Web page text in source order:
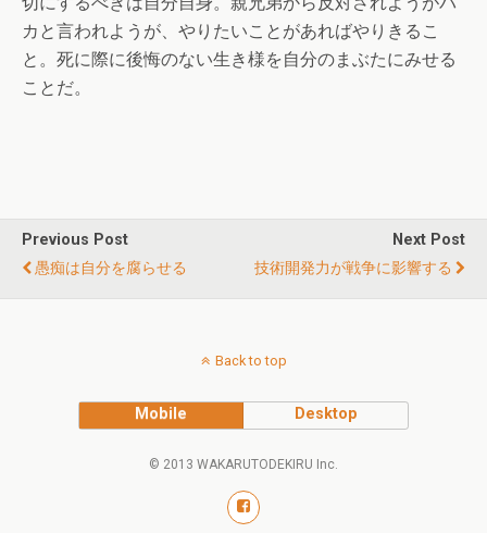
カと言われようが、やりたいことがあればやりきるこ
と。死に際に後悔のない生き様を自分のまぶたにみせる
ことだ。
Previous Post
愚痴は自分を腐らせる
Next Post
技術開発力が戦争に影響する
Back to top
Mobile Desktop
© 2013 WAKARUTODEKIRU Inc.